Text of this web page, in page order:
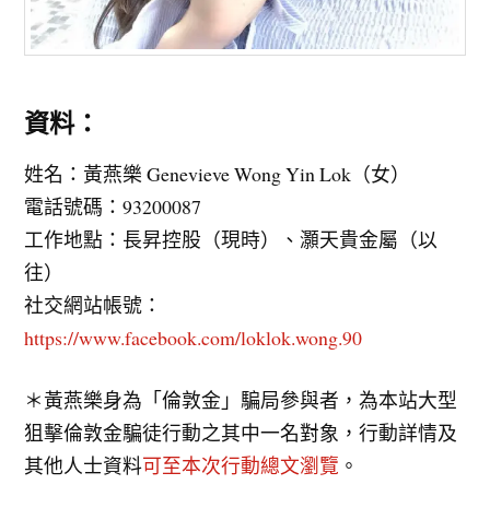
資料：
姓名：黃燕樂 Genevieve Wong Yin Lok（女）
電話號碼：93200087
工作地點：長昇控股（現時）、灝天貴金屬（以
往）
社交網站帳號：
https://www.facebook.com/loklok.wong.90
＊黃燕樂身為「倫敦金」騙局參與者，為本站大型
狙擊倫敦金騙徒行動之其中一名對象，行動詳情及
其他人士資料可至本次行動總文瀏覽 。